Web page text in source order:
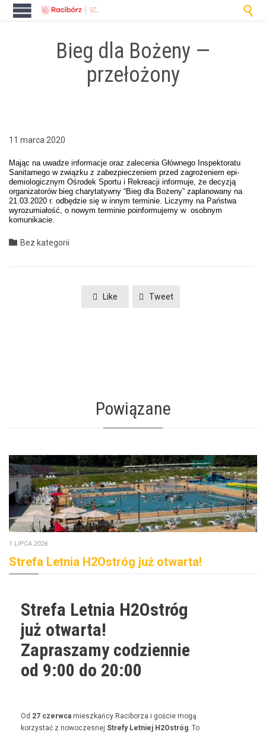

Bieg dla Bożeny —
przełożony
11 marca 2020
Mając na uwadze infor­ma­c­je oraz zalece­nia Głównego Inspek­toratu
San­i­tarnego w związku z zabez­piecze­niem przed zagroże­niem epi­
demi­o­log­icznym Ośrodek Sportu i Rekreacji infor­mu­je, że decyzją
orga­ni­za­torów bieg chary­taty­wny “Bieg dla Boże­ny” zaplanowany na
21.03.2020 r. odbędzie się w innym ter­minie. Liczymy na Państ­wa
wyrozu­mi­ałość, o nowym ter­minie poin­for­mu­je­my w osob­nym
komunikacie.
 Category
Bez kategorii
Like Tweet
Powiązane
1 LIPCA 2026
Strefa Letnia H2Ostróg już otwarta!
Strefa Letnia H2Ostróg
już otwarta!
Zapraszamy codziennie
od 9:00 do 20:00
Od 27 czer­w­ca mieszkań­cy Raci­borza i goś­cie mogą
korzys­tać z nowoczes­nej Stre­fy Let­niej H2Ostróg. To